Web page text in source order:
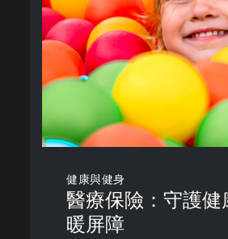
健康與健身
醫療保險：守護健
暖屏障